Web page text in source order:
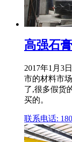
高强石
2017年1月3
市的材料市
了,很多假货
买的。
联系电话: